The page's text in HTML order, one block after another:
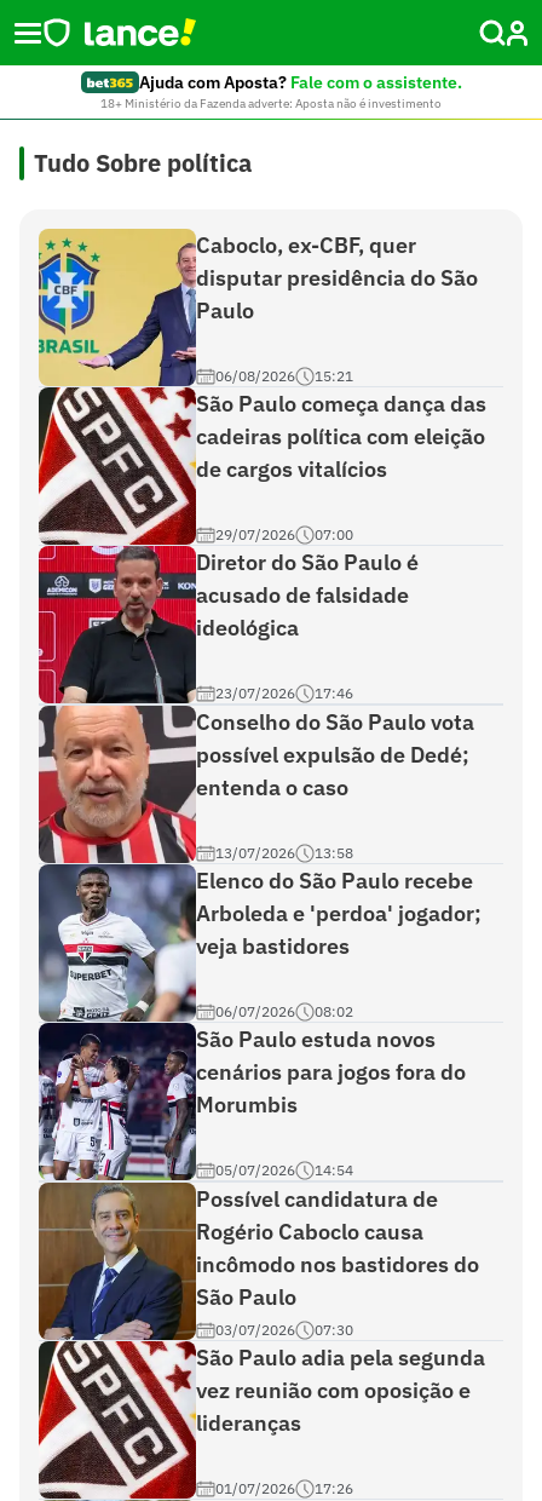
Ajuda com Aposta? Fale com o assistente.
18+ Ministério da Fazenda adverte: Aposta não é investimento
Tudo Sobre política
Caboclo, ex-CBF, quer
disputar presidência do São
Paulo
06/08/2026 15:21
São Paulo começa dança das
cadeiras política com eleição
de cargos vitalícios
29/07/2026 07:00
Diretor do São Paulo é
acusado de falsidade
ideológica
23/07/2026 17:46
Conselho do São Paulo vota
possível expulsão de Dedé;
entenda o caso
13/07/2026 13:58
Elenco do São Paulo recebe
Arboleda e 'perdoa' jogador;
veja bastidores
06/07/2026 08:02
São Paulo estuda novos
cenários para jogos fora do
Morumbis
05/07/2026 14:54
Possível candidatura de
Rogério Caboclo causa
incômodo nos bastidores do
São Paulo
03/07/2026 07:30
São Paulo adia pela segunda
vez reunião com oposição e
lideranças
01/07/2026 17:26